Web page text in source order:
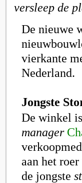
versleep de
De nieuwe
vierkante
Nederland.
Jongste
De winkel
manager
aan het
de jongste